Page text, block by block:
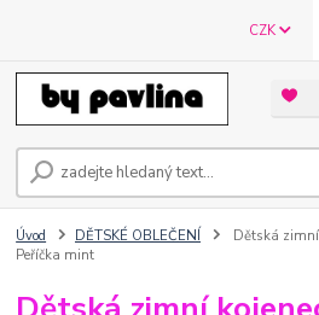
CZK
Úvod DĚTSKÉ OBLEČENÍ
Dětská
Peříčka mint